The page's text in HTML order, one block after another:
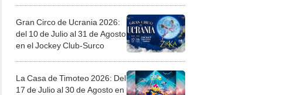
Gran Circo de Ucrania 2026:
del 10 de Julio al 31 de Agosto
en el Jockey Club-Surco
La Casa de Timoteo 2026: Del
17 de Julio al 30 de Agosto en